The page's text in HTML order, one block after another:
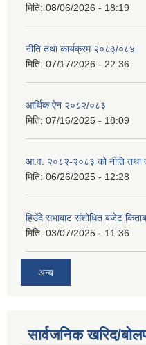
मिति: 08/06/2026 - 18:19
नीति तथा कार्यक्रम २०८३/०८४
मिति: 07/17/2026 - 22:36
आर्थिक ऐन २०८२/०८३
मिति: 07/16/2025 - 18:09
आ.व. २०८२-२०८३ को नीति तथा
मिति: 06/26/2025 - 12:28
हिउँदे सभाबाट संशोधित बजेट
मिति: 03/07/2025 - 11:36
अन्य
सार्वजनिक खरिद/